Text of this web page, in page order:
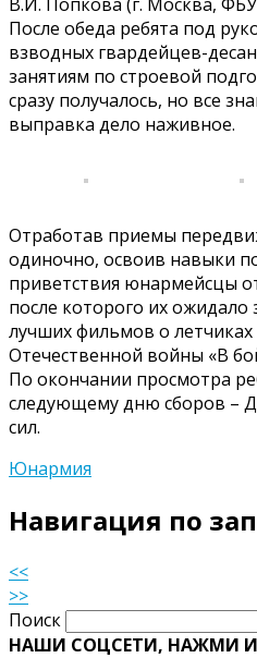
После обеда ребята под
взводных гвардейцев-
занятиям по строевой
сразу получалось, но все
выправка дело наживное.
Отработав приемы
одиночно, освоив навыки
приветствия юнармейсцы
после которого их ожидало
лучших фильмов о
Отечественной войны «В
По окончании просмотра
следующему дню сборов –
сил.
Юнармия
Навигация по
<<
>>
Поиск
НАШИ СОЦСЕТИ, НАЖМИ